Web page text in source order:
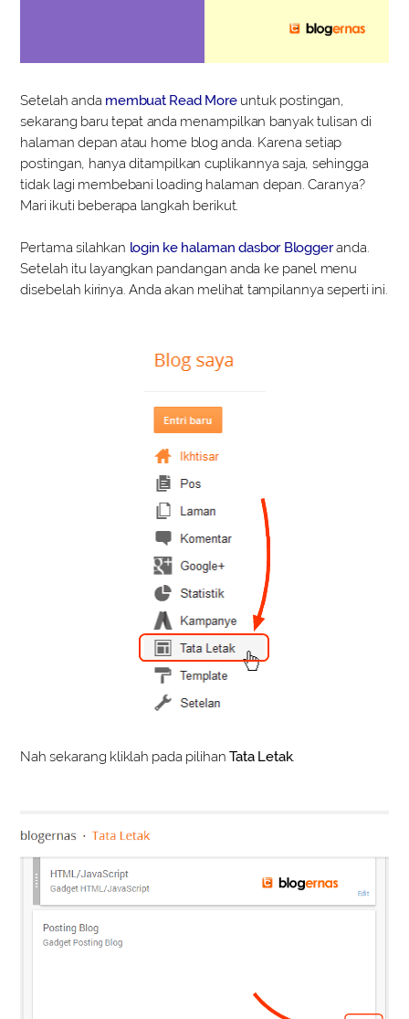
Setelah anda membuat Read More untuk postingan,
sekarang baru tepat anda menampilkan banyak tulisan di
halaman depan atau home blog anda. Karena setiap
postingan, hanya ditampilkan cuplikannya saja, sehingga
tidak lagi membebani loading halaman depan. Caranya?
Mari ikuti beberapa langkah berikut.
Pertama silahkan login ke halaman dasbor Bloggeranda.
Setelah itu layangkan pandangan anda ke panel menu
disebelah kirinya. Anda akan melihat tampilannya seperti ini.
Nah sekarang kliklah pada pilihan Tata Letak.